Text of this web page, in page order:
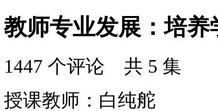
教师专业发展：培
1447 个评论 共 5 集
授课教师：白纯舵